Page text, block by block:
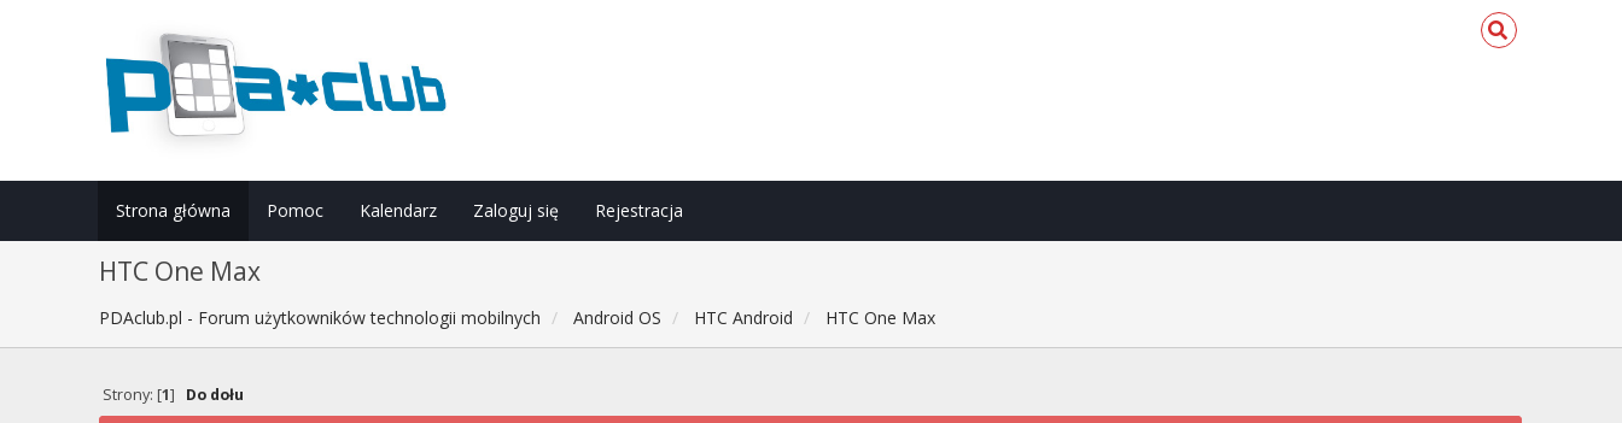
Strona główna Pomoc Kalendarz Zaloguj się Rejestracja
HTC One Max
PDAclub.pl - Forum użytkowników technologii mobilnych Android OS HTC Android HTC One Max
Strony: [1] Do dołu